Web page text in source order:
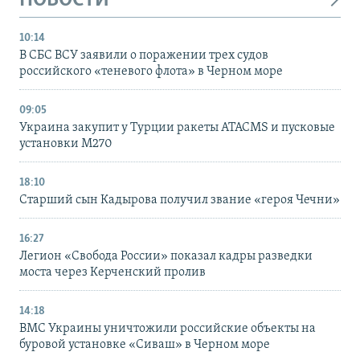
10:14
В СБС ВСУ заявили о поражении трех судов
российского «теневого флота» в Черном море
09:05
Украина закупит у Турции ракеты ATACMS и пусковые
установки M270
18:10
Старший сын Кадырова получил звание «героя Чечни»
16:27
Легион «Свобода России» показал кадры разведки
моста через Керченский пролив
14:18
ВМС Украины уничтожили российские объекты на
буровой установке «Сиваш» в Черном море